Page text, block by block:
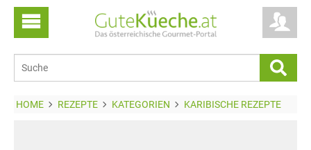
HOME REZEPTE KATEGORIEN KARIBISCHE REZEPTE